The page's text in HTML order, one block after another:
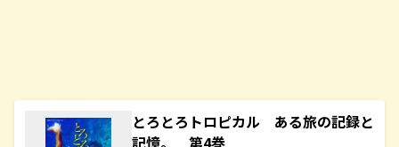
とろとろトロピカル ある旅の記録と
記憶。 第4巻